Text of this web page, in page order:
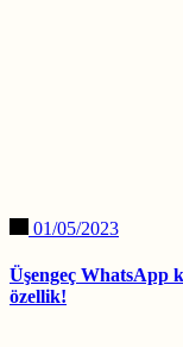
01/05/2023
Üşengeç WhatsApp
özellik!